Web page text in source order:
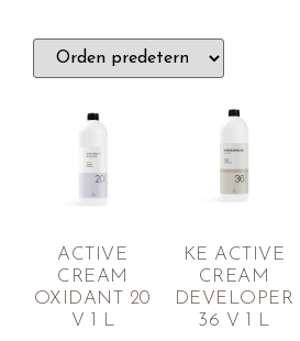
ACTIVE
CREAM
OXIDANT 20
V 1 L
KE ACTIVE
CREAM
DEVELOPER
36 V 1 L